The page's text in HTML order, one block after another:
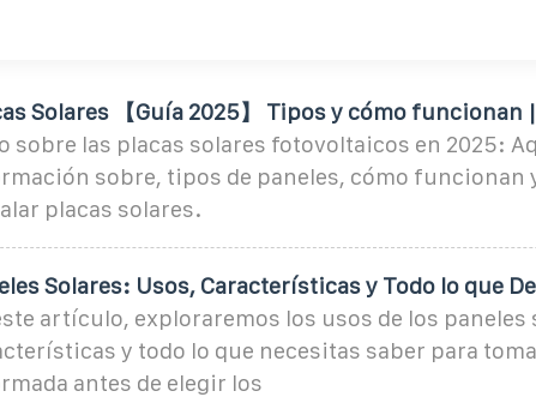
Solares 【Guía 2025】 Tipos y cómo funcionan
sobre las placas solares fotovoltaicos en 2025:
sobre, tipos de paneles, cómo funcionan
placas solares.
Solares: Usos, Características y Todo lo que
artículo, exploraremos los usos de los
y todo lo que necesitas saber para
antes de elegir los